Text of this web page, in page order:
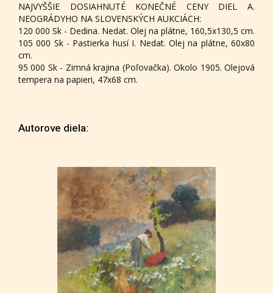
NAJVYŠŠIE DOSIAHNUTÉ KONEČNÉ CENY DIEL A.
NEOGRÁDYHO NA SLOVENSKÝCH AUKCIÁCH:
120 000 Sk - Dedina. Nedat. Olej na plátne, 160,5x130,5 cm.
105 000 Sk - Pastierka husí I. Nedat. Olej na plátne, 60x80
cm.
95 000 Sk - Zimná krajina (Poľovačka). Okolo 1905. Olejová
tempera na papieri, 47x68 cm.
Autorove diela: